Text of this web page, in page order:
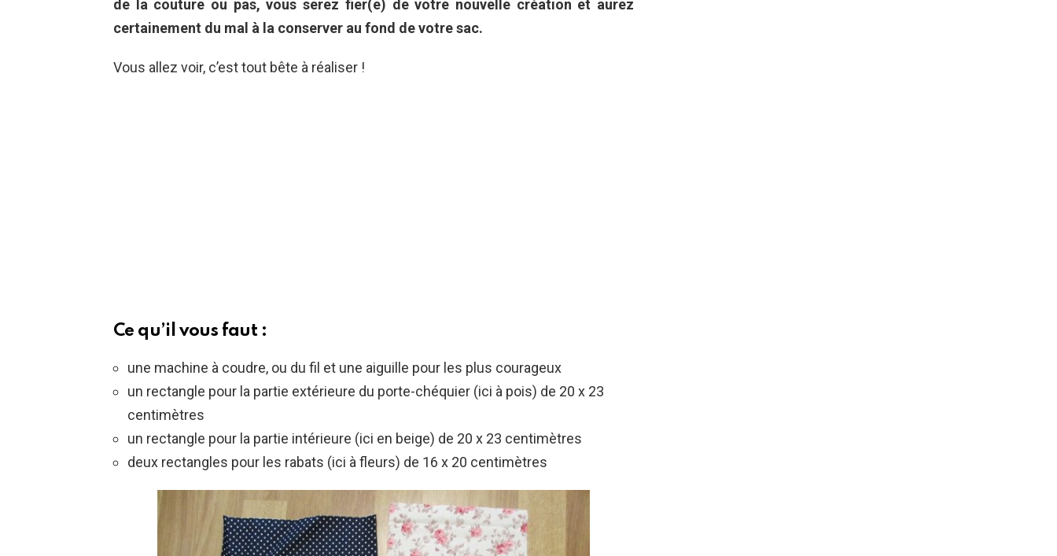
de la couture ou pas, vous serez fier(e) de votre nouvelle création et aurez
certainement du mal à la conserver au fond de votre sac.
Vous allez voir, c’est tout bête à réaliser !
Ce qu’il vous faut :
une machine à coudre, ou du fil et une aiguille pour les plus courageux
un rectangle pour la partie extérieure du porte-chéquier (ici à pois) de 20 x 23
centimètres
un rectangle pour la partie intérieure (ici en beige) de 20 x 23 centimètres
deux rectangles pour les rabats (ici à fleurs) de 16 x 20 centimètres